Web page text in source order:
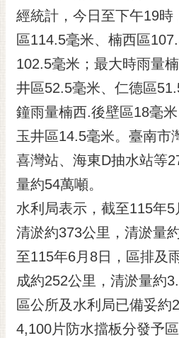
網
站
導
訂
閱
RSS
訂
閱
電
子
報
市
信
箱
English
經統計，今日至下午19
區114.5毫米、楠西區
102.5毫米；最大時雨量
井區52.5毫米、仁德區
鐘雨量楠西.後壁區18毫米
玉井區14.5毫米。臺南市
喜灣站、海東D抽水站等
量約54萬噸。
水利局表示，截至115年
清淤約373公里，清淤量
至115年6月8日，區排及
成約252公里，清淤量約
區公所及水利局已備妥約
4,100片防水擋板分發予